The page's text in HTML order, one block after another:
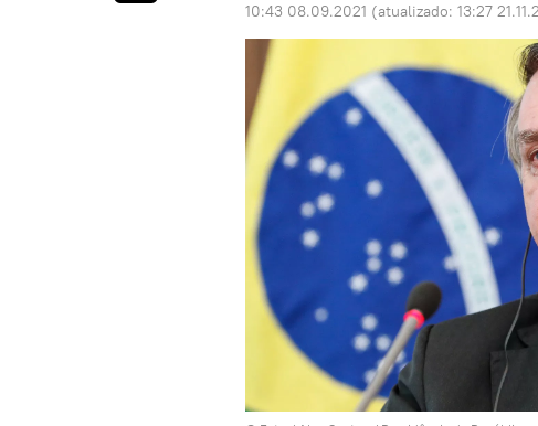
10:43 08.09.2021 (atualizado: 13:27